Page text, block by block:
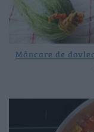
Mâncare de